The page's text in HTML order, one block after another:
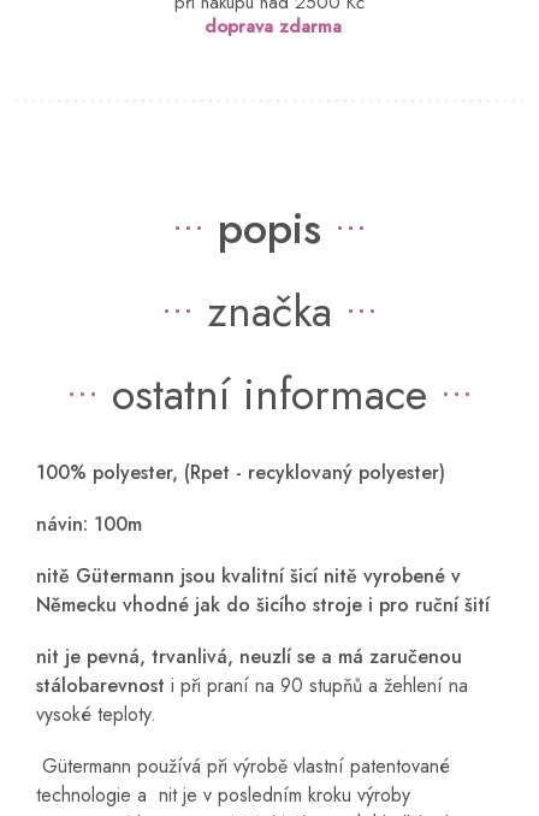
doprava zdarma
popis
značka
ostatní informace
100% polyester, (Rpet - recyklovaný polyester)
návin: 100m
nitě Gütermann jsou kvalitní šicí nitě vyrobené v
Německu vhodné jak do šicího stroje i pro ruční šití
nit je pevná, trvanlivá, neuzlí se a má zaručenou
stálobarevnost i při praní na 90 stupňů a žehlení na
vysoké teploty.
Gütermann používá při výrobě vlastní patentované
technologie a nit je v posledním kroku výroby